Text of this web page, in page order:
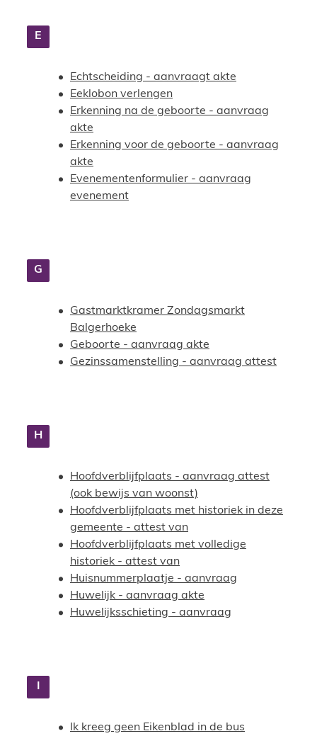
E
Echtscheiding - aanvraagt akte
Eeklobon verlengen
Erkenning na de geboorte - aanvraag
akte
Erkenning voor de geboorte - aanvraag
akte
Evenementenformulier - aanvraag
evenement
G
Gastmarktkramer Zondagsmarkt
Balgerhoeke
Geboorte - aanvraag akte
Gezinssamenstelling - aanvraag attest
H
Hoofdverblijfplaats - aanvraag attest
(ook bewijs van woonst)
Hoofdverblijfplaats met historiek in deze
gemeente - attest van
Hoofdverblijfplaats met volledige
historiek - attest van
Huisnummerplaatje - aanvraag
Huwelijk - aanvraag akte
Huwelijksschieting - aanvraag
Ik kreeg geen Eikenblad in de bus